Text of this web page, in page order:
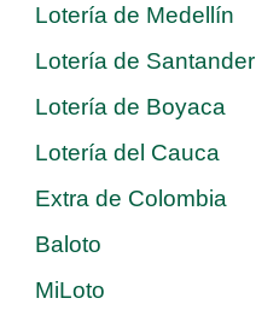
Lotería de Medellín
Lotería de Santander
Lotería de Boyaca
Lotería del Cauca
Extra de Colombia
Baloto
MiLoto